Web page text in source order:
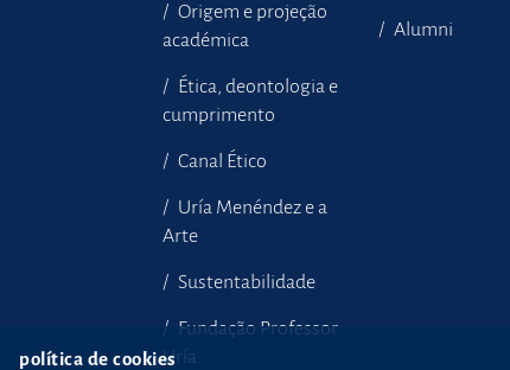
Origem e projeção
académica
Ética, deontologia e
cumprimento
Canal Ético
Uría Menéndez e a
Arte
Sustentabilidade
Fundação Professor
Uría
Alumni
política de cookies